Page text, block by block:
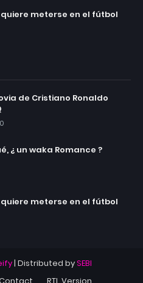
quiere meterse en el fútbol
de Cristiano Ronaldo
¿ un waka Romance ?
quiere meterse en el fútbol
| Distributed bySEBI
RTL Version